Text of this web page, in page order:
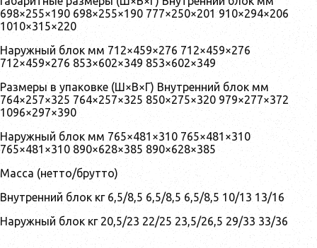
698×255×190 698×255×190 777×250×201 910×294×206
1010×315×220
Наружный блок мм 712×459×276 712×459×276
712×459×276 853×602×349 853×602×349
Размеры в упаковке (Ш×В×Г) Внутренний блок мм
764×257×325 764×257×325 850×275×320 979×277×372
1096×297×390
Наружный блок мм 765×481×310 765×481×310
765×481×310 890×628×385 890×628×385
Масса (нетто/брутто)
Внутренний блок кг 6,5/8,5 6,5/8,5 6,5/8,5 10/13 13/16
Наружный блок кг 20,5/23 22/25 23,5/26,5 29/33 33/36